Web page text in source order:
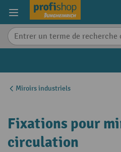
content
Miroirs industriels
Fixations pour
circulation